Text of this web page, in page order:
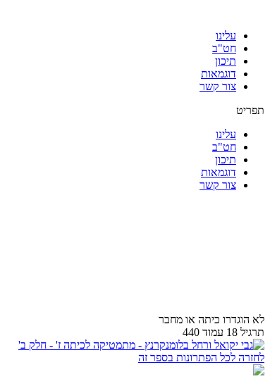
עלינו
חט"ב
תיכון
דוגמאות
צור קשר
תפריט
עלינו
חט"ב
תיכון
דוגמאות
צור קשר
לא הוגדרו כיתה או מחבר
תרגיל 18 עמוד 440
לחזרה לכל הפתרונות בספר זה